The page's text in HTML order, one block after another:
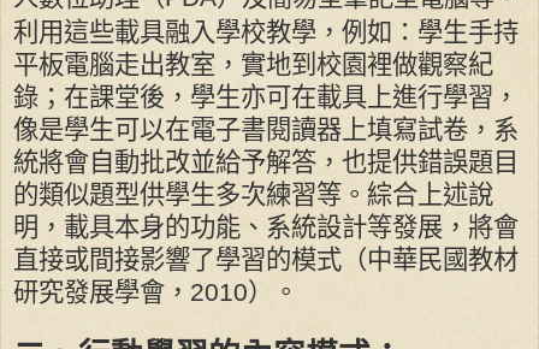
利用這些載具融入學校教學，例如：學生手持
平板電腦走出教室，實地到校園裡做觀察紀
錄；在課堂後，學生亦可在載具上進行學習，
像是學生可以在電子書閱讀器上填寫試卷，系
統將會自動批改並給予解答，也提供錯誤題目
的類似題型供學生多次練習等。綜合上述說
明，載具本身的功能、系統設計等發展，將會
直接或間接影響了學習的模式（中華民國教材
研究發展學會， 2010）。